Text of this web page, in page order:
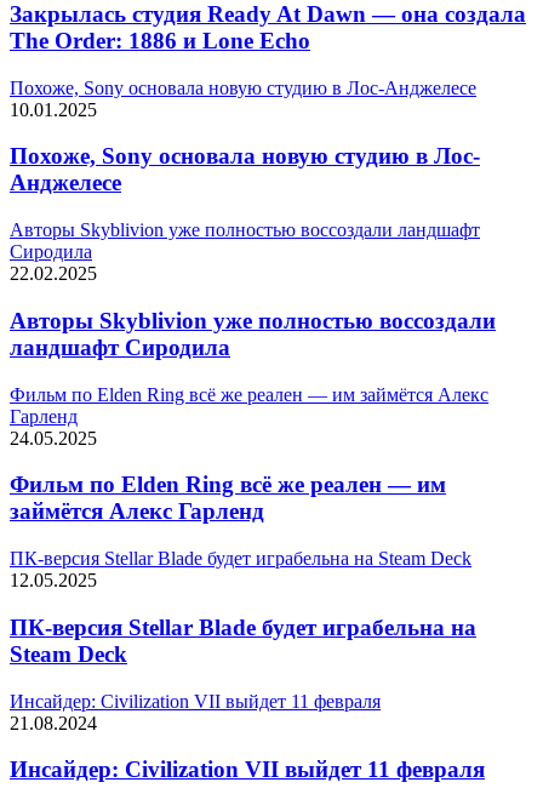
Закрылась студия Ready At Dawn — она создала
The Order: 1886 и Lone Echo
Похоже, Sony основала новую студию в Лос-Анджелесе
10.01.2025
Похоже, Sony основала новую студию в Лос-
Анджелесе
Авторы Skyblivion уже полностью воссоздали ландшафт
Сиродила
22.02.2025
Авторы Skyblivion уже полностью воссоздали
ландшафт Сиродила
Фильм по Elden Ring всё же реален — им займётся Алекс
Гарленд
24.05.2025
Фильм по Elden Ring всё же реален — им
займётся Алекс Гарленд
ПК-версия Stellar Blade будет играбельна на Steam Deck
12.05.2025
ПК-версия Stellar Blade будет играбельна на
Steam Deck
Инсайдер: Civilization VII выйдет 11 февраля
21.08.2024
Инсайдер: Civilization VII выйдет 11 февраля